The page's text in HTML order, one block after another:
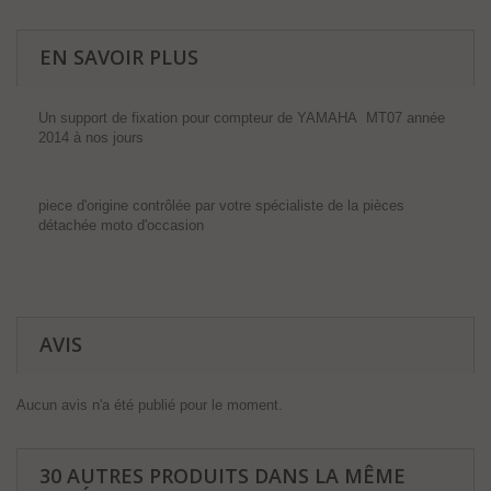
EN SAVOIR PLUS
Un support de fixation pour compteur de YAMAHA MT07 année
2014 à nos jours
piece d'origine contrôlée par votre spécialiste de la pièces
détachée moto d'occasion
AVIS
Aucun avis n'a été publié pour le moment.
30 AUTRES PRODUITS DANS LA MÊME